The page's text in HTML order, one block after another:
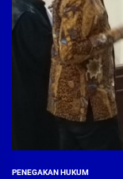
PENEGAKAN HUKUM